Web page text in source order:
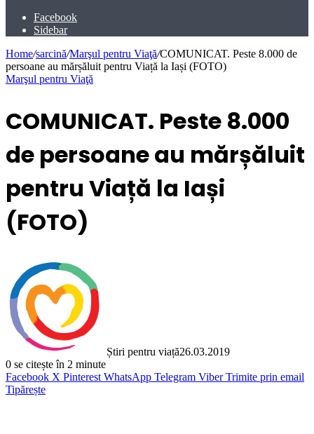
Facebook
Sidebar
Home/sarcină/Marşul pentru Viaţă/COMUNICAT. Peste 8.000 de
persoane au mărșăluit pentru Viață la Iași (FOTO)
Marşul pentru Viaţă
COMUNICAT. Peste 8.000
de persoane au mărșăluit
pentru Viață la Iași
(FOTO)
Știri pentru viață26.03.2019
0 se citește în 2 minute
Facebook X Pinterest WhatsApp Telegram Viber Trimite prin email
Tipărește